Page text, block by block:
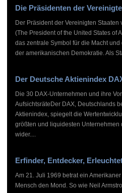
Die Präsidenten der
Der Präsident der Vereinigten Staaten
(The President of the United States of
das zentrale Symbol für die Macht
der amerikanischen Demokratie. Als
Der Deutsche Aktienindex
Die 30 DAX-Unternehmen und ihre
AufsichtsräteDer DAX, Deutschlands
Aktienindex, spiegelt die
größten und liquidesten Unternehmen
wider....
Erfinder, Entdecker,
Am 21. Juli 1969 betrat ein
Mensch den Mond. So wie Neil